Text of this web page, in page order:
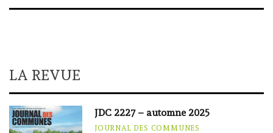
LA REVUE
JDC 2227 – automne 2025
JOURNAL DES COMMUNES